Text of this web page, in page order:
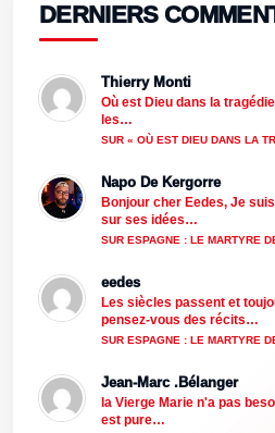
DERNIERS
Thierry Monti
Où est Dieu dans la
les…
SUR « OÙ EST DIEU DANS LA
Napo De Kergorre
Bonjour cher Eedes, Je
sur ses idées…
SUR ESPAGNE : LE MARTYRE
eedes
Les siècles passent et
pensez-vous des récits…
SUR ESPAGNE : LE MARTYRE
Jean-Marc .Bélanger
la Vierge Marie n'a pas
est pure…